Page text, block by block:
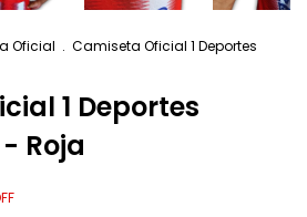
Oficial . Camiseta Oficial 1 Deportes
1 Deportes
Roja